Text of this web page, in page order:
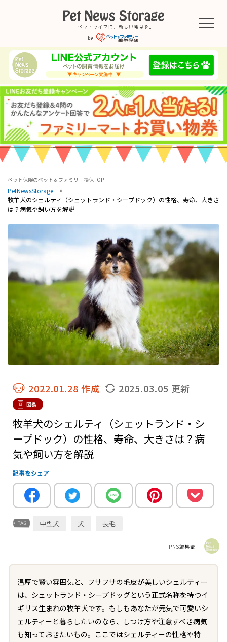
ペット保険のペット＆ファミリー損保TOP
PetNewsStorage
牧羊犬のシェルティ（シェットランド・シープドック）の性格、寿命、大きさ
は？病気や飼い方を解説
2022.01.28 作成 2025.03.05 更新
図鑑
牧羊犬のシェルティ（シェットランド・シ
ープドック）の性格、寿命、大きさは？病
気や飼い方を解説
記事をシェア
中型犬 犬 長毛
PNS編集部
温厚で賢い雰囲気と、フサフサの毛皮が美しいシェルティー
は、シェットランド・シープドッグという正式名称を持つイ
ギリス生まれの牧羊犬です。もしもあなたが元気で可愛いシ
ェルティーと暮らしたいのなら、しつけ方や注意すべき病気
も知っておきたいもの。ここではシェルティーの性格や特